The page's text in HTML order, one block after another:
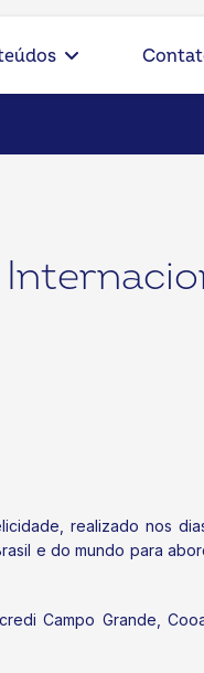
realizado nos
e do mundo para
Campo Grande,